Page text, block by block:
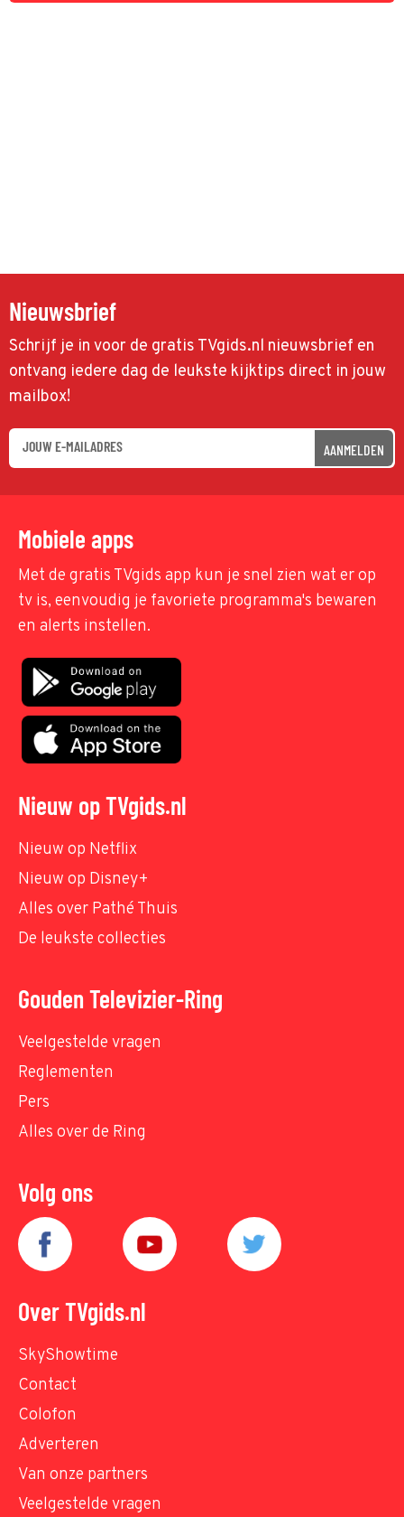
Nieuwsbrief
Schrijf je in voor de gratis TVgids.nl nieuwsbrief en
ontvang iedere dag de leukste kijktips direct in jouw
mailbox!
AANMELDEN
Mobiele apps
Met de gratis TVgids app kun je snel zien wat er op
tv is, eenvoudig je favoriete programma's bewaren
en alerts instellen.
Nieuw op TVgids.nl
Nieuw op Netflix
Nieuw op Disney+
Alles over Pathé Thuis
De leukste collecties
Gouden Televizier-Ring
Veelgestelde vragen
Reglementen
Pers
Alles over de Ring
Volg ons
Over TVgids.nl
SkyShowtime
Contact
Colofon
Adverteren
Van onze partners
Veelgestelde vragen